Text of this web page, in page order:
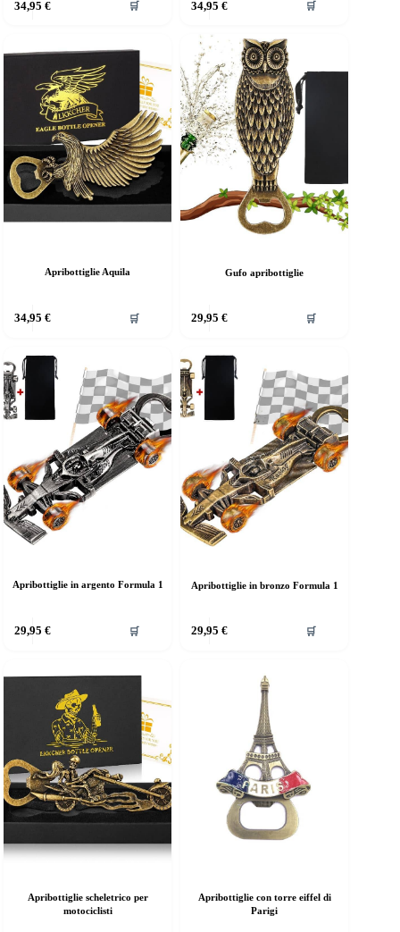
34,95 € 🛒 34,95 € 🛒
Apribottiglie Aquila
34,95 € 🛒
Gufo apribottiglie
29,95 € 🛒
Apribottiglie in argento Formula 1
29,95 € 🛒
Apribottiglie in bronzo Formula 1
29,95 € 🛒
Apribottiglie scheletrico per
motociclisti
Apribottiglie con torre eiffel di
Parigi